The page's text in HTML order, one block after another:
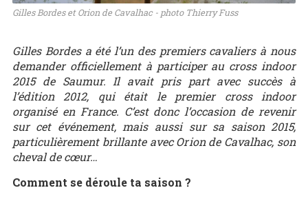
Gilles Bordes et Orion de Cavalhac - photo Thierry Fuss
Gilles Bordes a été l’un des premiers cavaliers à nous
demander officiellement à participer au cross indoor
2015 de Saumur. Il avait pris part avec succès à
l’édition 2012, qui était le premier cross indoor
organisé en France. C’est donc l’occasion de revenir
sur cet événement, mais aussi sur sa saison 2015,
particulièrement brillante avec Orion de Cavalhac, son
cheval de cœur…
Comment se déroule ta saison ?